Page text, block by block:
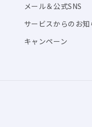
メール＆公式SNS
サービスからのお知
キャンペーン